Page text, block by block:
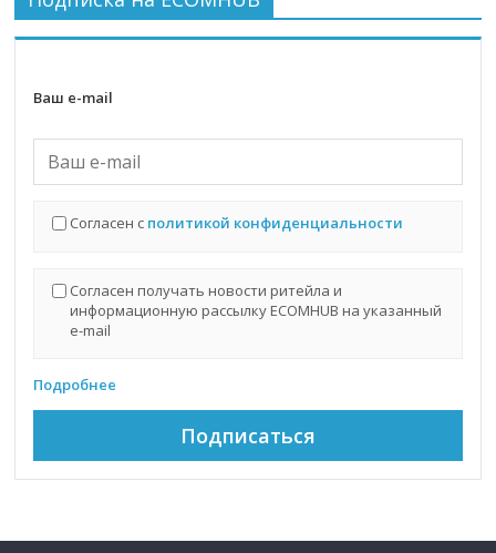
Ваш e-mail
Согласен с политикой конфиденциальности
Согласен получать новости ритейла и
информационную рассылку ECOMHUB на указанный
e-mail
Подробнее